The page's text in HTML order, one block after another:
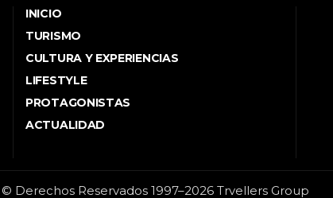
INICIO
TURISMO
CULTURA Y EXPERIENCIAS
LIFESTYLE
PROTAGONISTAS
ACTUALIDAD
© Derechos Reservados 1997–2026 Trvellers Group